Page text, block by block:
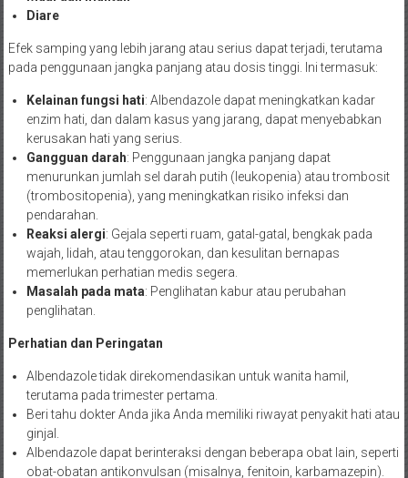
Diare
Efek samping yang lebih jarang atau serius dapat terjadi, terutama
pada penggunaan jangka panjang atau dosis tinggi. Ini termasuk:
Kelainan fungsi hati: Albendazole dapat meningkatkan kadar
enzim hati, dan dalam kasus yang jarang, dapat menyebabkan
kerusakan hati yang serius.
Gangguan darah: Penggunaan jangka panjang dapat
menurunkan jumlah sel darah putih (leukopenia) atau trombosit
(trombositopenia), yang meningkatkan risiko infeksi dan
pendarahan.
Reaksi alergi: Gejala seperti ruam, gatal-gatal, bengkak pada
wajah, lidah, atau tenggorokan, dan kesulitan bernapas
memerlukan perhatian medis segera.
Masalah pada mata: Penglihatan kabur atau perubahan
penglihatan.
Perhatian dan Peringatan
Albendazole tidak direkomendasikan untuk wanita hamil,
terutama pada trimester pertama.
Beri tahu dokter Anda jika Anda memiliki riwayat penyakit hati atau
ginjal.
Albendazole dapat berinteraksi dengan beberapa obat lain, seperti
obat-obatan antikonvulsan (misalnya, fenitoin, karbamazepin).